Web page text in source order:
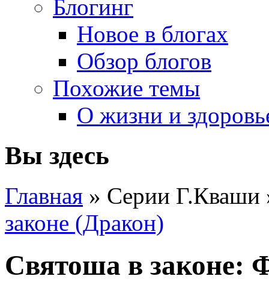
Блогинг
Новое в блогах
Обзор блогов
Похожие темы
О жизни и
Вы здесь
Главная » Серии
законе (Дракон)
Святоша в законе: